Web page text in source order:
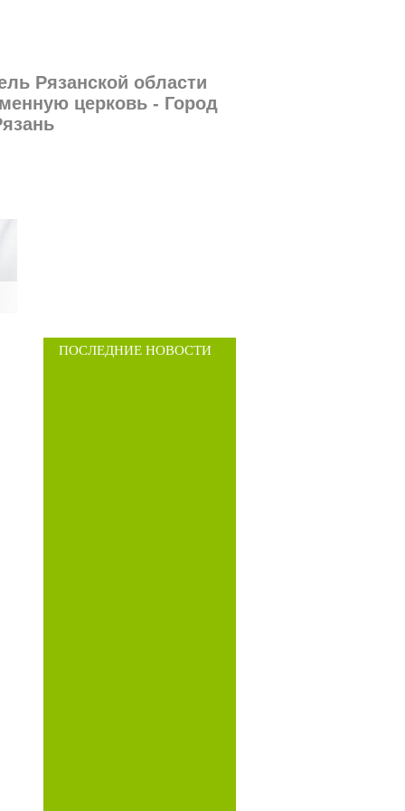
Рязанской области
церковь - Город
ПОСЛЕДНИЕ НОВОСТИ